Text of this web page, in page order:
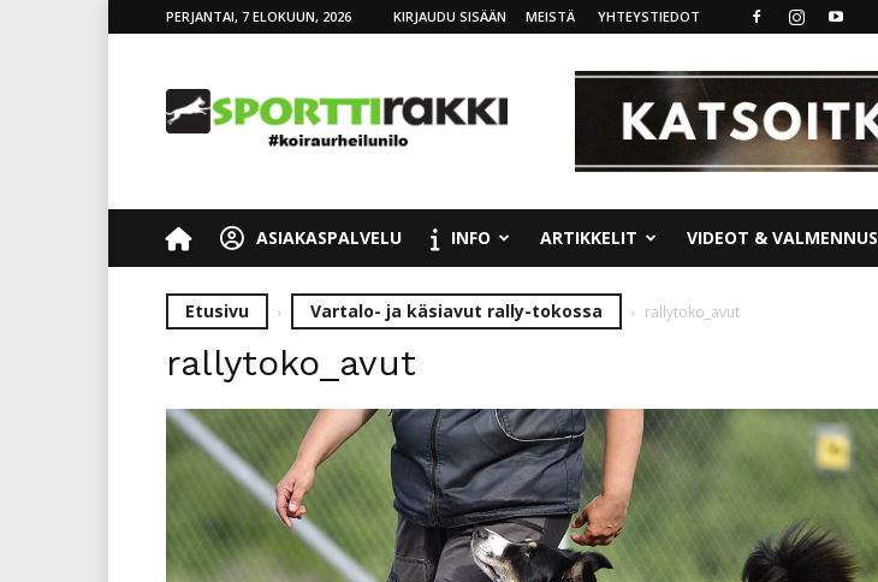
PERJANTAI, 7 ELOKUUN, 2026 KIRJAUDU SISÄÄN MEISTÄ YHTEYSTIEDOT
ASIAKASPALVELU INFO ARTIKKELIT VIDEOT & VALMENNUS
Etusivu Vartalo- ja käsiavut rally-tokossa rallytoko_avut
rallytoko_avut